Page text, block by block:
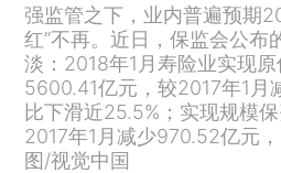
强监管之下，业内普遍预期
红”不再。近日，保监会公布
淡：2018年1月寿险业实现原
5600.41亿元，较2017年1月
比下滑近25.5%；实现规模
2017年1月减少970.52亿元，
图/视觉中国